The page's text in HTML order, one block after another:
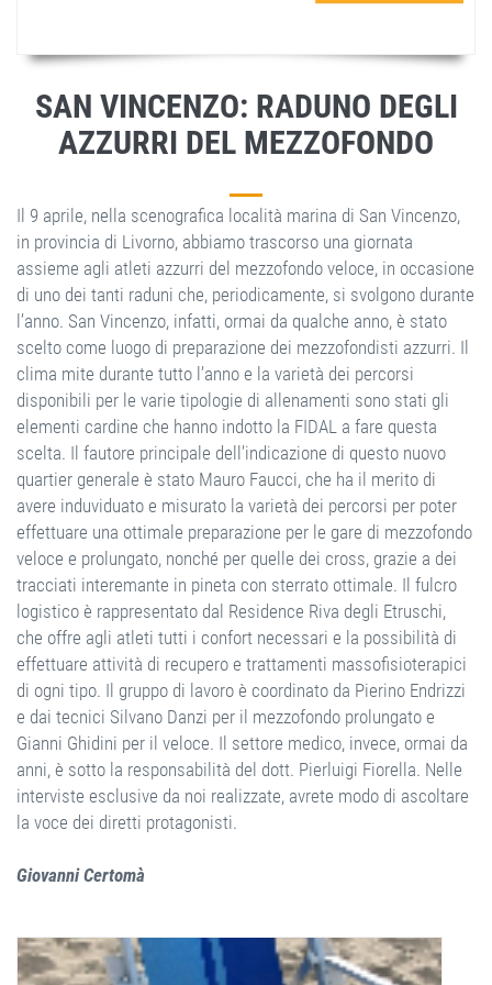
SAN VINCENZO: RADUNO DEGLI
AZZURRI DEL MEZZOFONDO
Il 9 aprile, nella scenografica località marina di San Vincenzo,
in provincia di Livorno, abbiamo trascorso una giornata
assieme agli atleti azzurri del mezzofondo veloce, in occasione
di uno dei tanti raduni che, periodicamente, si svolgono durante
l’anno. San Vincenzo, infatti, ormai da qualche anno, è stato
scelto come luogo di preparazione dei mezzofondisti azzurri. Il
clima mite durante tutto l’anno e la varietà dei percorsi
disponibili per le varie tipologie di allenamenti sono stati gli
elementi cardine che hanno indotto la FIDAL a fare questa
scelta. Il fautore principale dell’indicazione di questo nuovo
quartier generale è stato Mauro Faucci, che ha il merito di
avere induviduato e misurato la varietà dei percorsi per poter
effettuare una ottimale preparazione per le gare di mezzofondo
veloce e prolungato, nonché per quelle dei cross, grazie a dei
tracciati interemante in pineta con sterrato ottimale. Il fulcro
logistico è rappresentato dal Residence Riva degli Etruschi,
che offre agli atleti tutti i confort necessari e la possibilità di
effettuare attività di recupero e trattamenti massofisioterapici
di ogni tipo. Il gruppo di lavoro è coordinato da Pierino Endrizzi
e dai tecnici Silvano Danzi per il mezzofondo prolungato e
Gianni Ghidini per il veloce. Il settore medico, invece, ormai da
anni, è sotto la responsabilità del dott. Pierluigi Fiorella. Nelle
interviste esclusive da noi realizzate, avrete modo di ascoltare
la voce dei diretti protagonisti.
Giovanni Certomà